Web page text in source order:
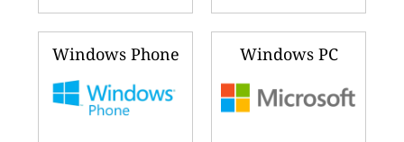
Windows Phone Windows PC